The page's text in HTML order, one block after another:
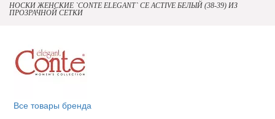
НОСКИ ЖЕНСКИЕ `CONTE ELEGANT` CE ACTIVE БЕЛЫЙ (38-39) ИЗ
ПРОЗРАЧНОЙ СЕТКИ
Все товары бренда